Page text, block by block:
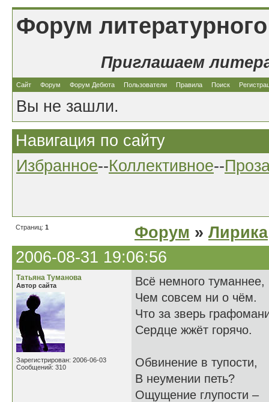
Форум
Приглашаем
Сайт Форум Форум Дебюта Пользователи Правила Поиск
Вы не зашли.
Навигация по сайту
Избранное--Коллективное--
Страниц: 1 Форум » Лирика
2006-08-31 19:06:56
Татьяна Туманова
Автор сайта
Зарегистрирован: 2006-06-03
Сообщений: 310
Всё немного туманнее,
Чем совсем ни о чём.
Что за зверь
Сердце жжёт горячо.
Обвинение в тупости,
В неумении петь?
Ощущение глупости –